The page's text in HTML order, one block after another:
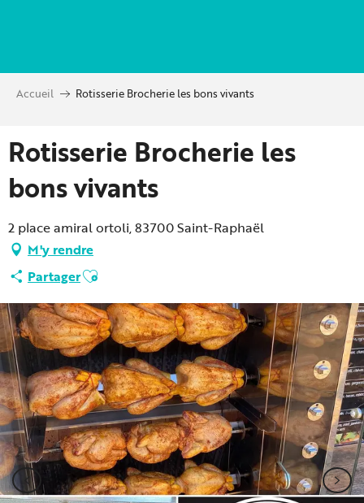
principal
Accueil Rotisserie Brocherie les bons vivants
Rotisserie Brocherie les
bons vivants
2 place amiral ortoli, 83700 Saint-Raphaël
M'y rendre
PartagerAjouter aux favoris